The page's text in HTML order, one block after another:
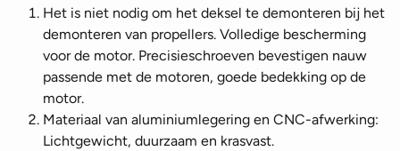
Het is niet nodig om het deksel te demonteren bij het
demonteren van propellers. Volledige bescherming
voor de motor. Precisieschroeven bevestigen nauw
passende met de motoren, goede bedekking op de
motor.
Materiaal van aluminiumlegering en CNC-afwerking:
Lichtgewicht, duurzaam en krasvast.